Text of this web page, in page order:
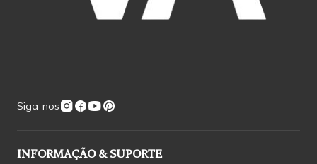
Siga-nos
INFORMAÇÃO & SUPORTE